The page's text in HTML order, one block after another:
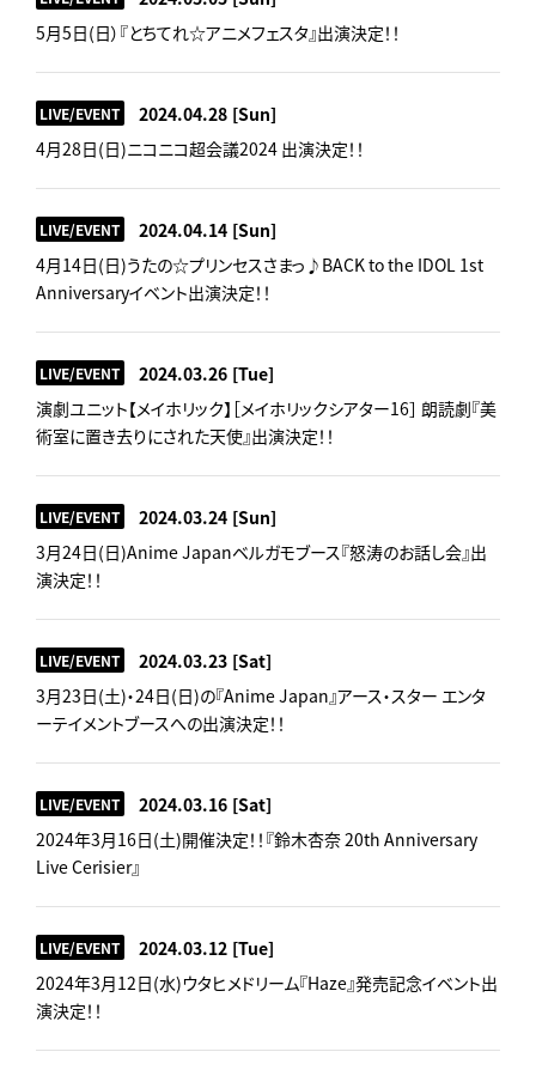
5月5日(日）『とちてれ☆アニメフェスタ』出演決定！！
LIVE/EVENT 2024.04.28 [Sun]
4月28日(日)ニコニコ超会議2024 出演決定！！
LIVE/EVENT 2024.04.14 [Sun]
4月14日(日)うたの☆プリンセスさまっ♪BACK to the IDOL 1st
Anniversaryイベント出演決定！！
LIVE/EVENT 2024.03.26 [Tue]
演劇ユニット【メイホリック】［メイホリックシアター16］ 朗読劇『美
術室に置き去りにされた天使』出演決定！！
LIVE/EVENT 2024.03.24 [Sun]
3月24日(日)Anime Japanベルガモブース『怒涛のお話し会』出
演決定！！
LIVE/EVENT 2024.03.23 [Sat]
3月23日(土)・24日(日)の『Anime Japan』アース・スター エンタ
ーテイメントブースへの出演決定！！
LIVE/EVENT 2024.03.16 [Sat]
2024年3月16日(土)開催決定！！『鈴木杏奈 20th Anniversary
Live Cerisier』
LIVE/EVENT 2024.03.12 [Tue]
2024年3月12日(水)ウタヒメドリーム『Haze』発売記念イベント出
演決定！！